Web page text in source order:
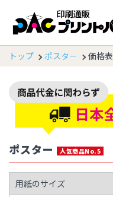
トップ ポスター 価格表
ポスター 人気商品No.5
用紙のサイズ